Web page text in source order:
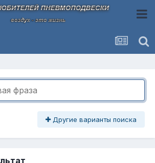
Другие варианты поиска